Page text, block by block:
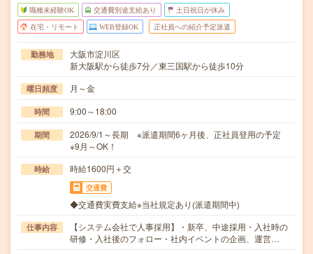
職種未経験OK 交通費別途支給あり 土日祝日が休み
在宅・リモート WEB登録OK 正社員への紹介予定派遣
勤務地
大阪市淀川区
新大阪駅から徒歩7分／東三国駅から徒歩10分
曜日頻度 月～金
時間 9:00～18:00
期間
2026/9/1～長期 ※派遣期間6ヶ月後、正社員登用の予定
※9月～OK！
時給 時給1600円＋交
交通費
◆交通費実費支給※当社規定あり(派遣期間中)
仕事内容
【システム会社で人事採用】・新卒、中途採用・入社時の
研修・入社後のフォロー・社内イベントの企画、運営…